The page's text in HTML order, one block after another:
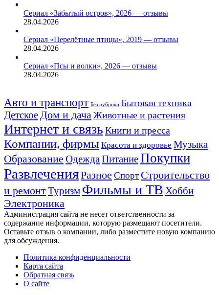
Сериал «Забытый остров», 2026 — отзывы
28.04.2026
Сериал «Перелётные птицы», 2019 — отзывы
28.04.2026
Сериал «Псы и волки», 2026 — отзывы
28.04.2026
Авто и транспорт Без рубрики Бытовая техника
Детское Дом и дача Животные и растения
Интернет и связь Книги и пресса
Компании, фирмы Красота и здоровье Музыка
Образование Одежда ПитаниеПокупки
РазвлеченияРазное Спорт Строительство
и ремонтТуризм Фильмы и ТВ Хобби
Электроника
Администрация сайта не несет ответственности за
содержание информации, которую размещают посетители.
Оставьте отзыв о компании, либо разместите новую компанию
для обсуждения.
Политика конфиденциальности
Карта сайта
Обратная связь
О сайте